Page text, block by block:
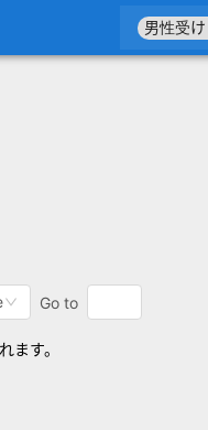
男性受け
Go to
ます。